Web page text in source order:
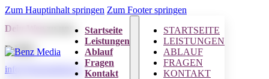
Zum Hauptinhalt springen Zum Footer springen
Startseite
Leistungen
Ablauf
Fragen
Kontakt
STARTSEITE
LEISTUNGEN
ABLAUF
FRAGEN
KONTAKT
Dein Weg
zu uns.
E-Mail
info@benzmedia.de